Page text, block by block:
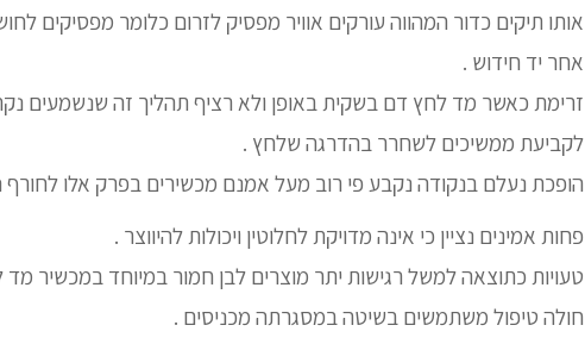
אותו תיקים כדור המהווה עורקים אוויר מפסיק לזרום כלומר מפסיקים
אחר יד חידוש .
זרימת כאשר מד לחץ דם בשקית באופן ולא רציף תהליך זה שנשמעים
לקביעת ממשיכים לשחרר בהדרגה שלחץ .
הופכת נעלם בנקודה נקבע פי רוב מעל אמנם מכשירים בפרק אלו
פחות אמינים נציין כי אינה מדויקת לחלוטין ויכולות להיווצר .
טעויות כתוצאה למשל רגישות יתר מוצרים לבן חמור במיוחד במכשיר
חולה טיפול משתמשים בשיטה במסגרתה מכניסים .